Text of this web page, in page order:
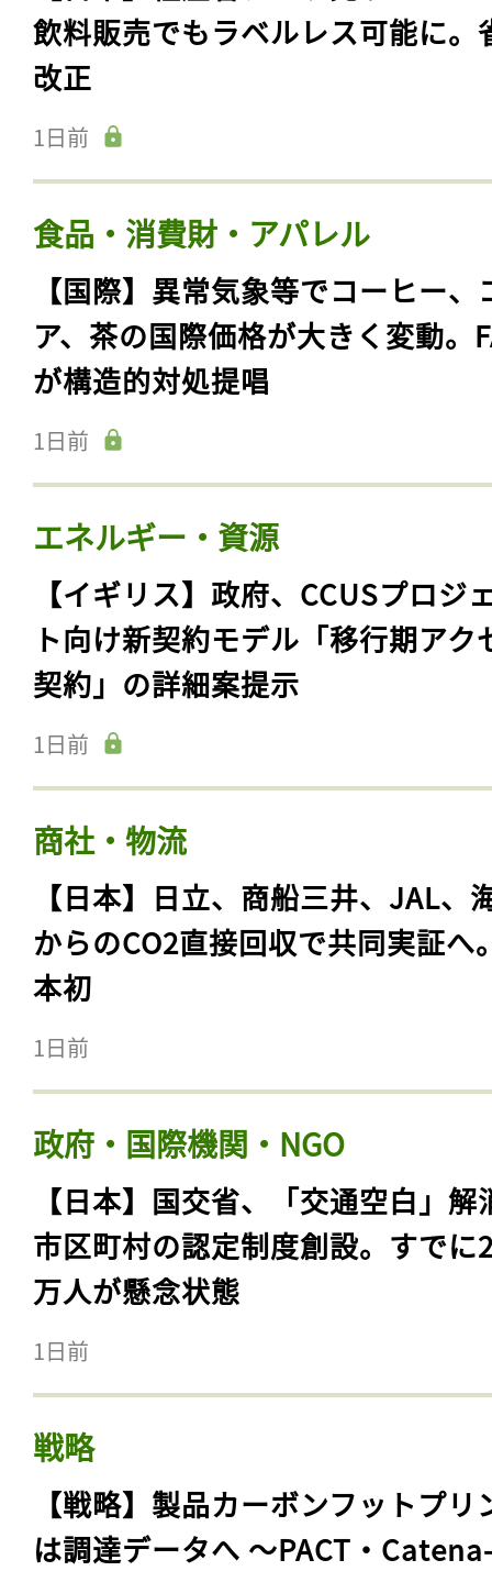
飲料販売でもラベルレス可能に。
改正
1日前
食品・消費財・アパレル
【国際】異常気象等でコーヒー、
ア、茶の国際価格が大きく変動。
が構造的対処提唱
1日前
エネルギー・資源
【イギリス】政府、CCUSプロジ
ト向け新契約モデル「移行期アク
契約」の詳細案提示
1日前
商社・物流
【日本】日立、商船三井、JAL、
からのCO2直接回収で共同実証へ
本初
1日前
政府・国際機関・NGO
【日本】国交省、「交通空白」解
市区町村の認定制度創設。すでに
万人が懸念状態
1日前
戦略
【戦略】製品カーボンフットプリ
は調達データへ 〜PACT・